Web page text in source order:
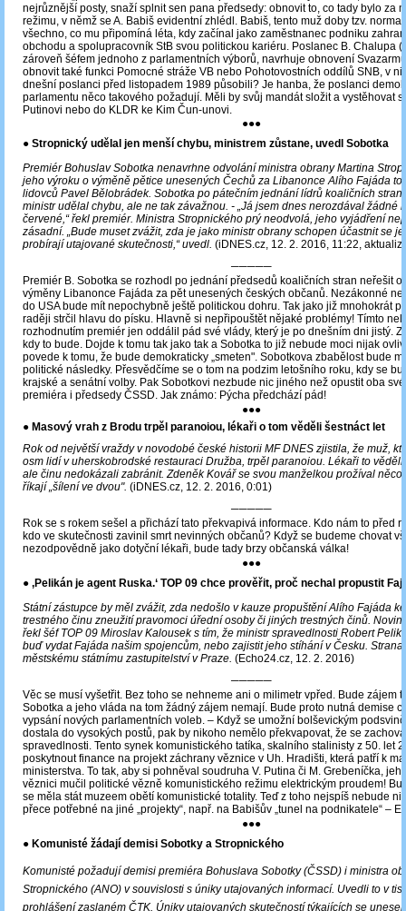
nejrůznější posty, snaží splnit sen pana předsedy: obnovit to, co tady bylo za
režimu, v němž se A. Babiš evidentní zhlédl. Babiš, tento muž doby tzv.
všechno, co mu připomíná léta, kdy začínal jako zaměstnanec podniku
obchodu a spolupracovník StB svou politickou kariéru. Poslanec B. Chalupa
zároveň šéfem jednoho z parlamentních výborů, navrhuje obnovení
obnovit také funkci Pomocné stráže VB nebo Pohotovostních oddílů SNB, v
dnešní poslanci před listopadem 1989 působili? Je hanba, že poslanci
parlamentu něco takového požadují. Měli by svůj mandát složit a vystěhovat
Putinovi nebo do KLDR ke Kim Čun-unovi.
●●●
● Stropnický udělal jen menší chybu, ministrem zůstane, uvedl Sobotka
Premiér Bohuslav Sobotka nenavrhne odvolání ministra obrany Martina
jeho výroku o výměně pětice unesených Čechů za Libanonce Alího Fajáda to
lidovců Pavel Bělobrádek. Sobotka po pátečním jednání lídrů koaličních stran
ministr udělal chybu, ale ne tak závažnou. - „Já jsem dnes nerozdával žádné
červené,“ řekl premiér. Ministra Stropnického prý neodvolá, jeho vyjádření
zásadní. „Bude muset zvážit, zda je jako ministr obrany schopen účastnit se
probírají utajované skutečnosti,“ uvedl. (iDNES.cz, 12. 2. 2016, 11:22,
─────
Premiér B. Sobotka se rozhodl po jednání předsedů koaličních stran neřešit
výměny Libanonce Fajáda za pět unesených českých občanů. Nezákonné
do USA bude mít nepochybně ještě politickou dohru. Tak jako již mnohokrát
raději strčil hlavu do písku. Hlavně si nepřipouštět nějaké problémy! Tímto
rozhodnutím premiér jen oddálil pád své vlády, který je po dnešním dni jistý.
kdy to bude. Dojde k tomu tak jako tak a Sobotka to již nebude moci nijak
povede k tomu, že bude demokraticky „smeten". Sobotkova zbabělost bude
politické následky. Přesvědčíme se o tom na podzim letošního roku, kdy se
krajské a senátní volby. Pak Sobotkovi nezbude nic jiného než opustit oba
premiéra i předsedy ČSSD. Jak známo: Pýcha předchází pád!
●●●
● Masový vrah z Brodu trpěl paranoiou, lékaři o tom věděli šestnáct let
Rok od největší vraždy v novodobé české historii MF DNES zjistila, že muž,
osm lidí v uherskobrodské restauraci Družba, trpěl paranoiou. Lékaři to věděli
ale činu nedokázali zabránit. Zdeněk Kovář se svou manželkou prožíval
říkají „šílení ve dvou". (iDNES.cz, 12. 2. 2016, 0:01)
─────
Rok se s rokem sešel a přichází tato překvapivá informace. Kdo nám to před
kdo ve skutečnosti zavinil smrt nevinných občanů? Když se budeme chovat
nezodpovědně jako dotyční lékaři, bude tady brzy občanská válka!
●●●
● ‚Pelikán je agent Ruska.‘ TOP 09 chce prověřit, proč nechal propustit
Státní zástupce by měl zvážit, zda nedošlo v kauze propuštění Alího Fajáda
trestného činu zneužití pravomoci úřední osoby či jiných trestných činů.
řekl šéf TOP 09 Miroslav Kalousek s tím, že ministr spravedlnosti Robert
buď vydat Fajáda našim spojencům, nebo zajistit jeho stíhání v Česku.
městskému státnímu zastupitelství v Praze. (Echo24.cz, 12. 2. 2016)
─────
Věc se musí vyšetřit. Bez toho se nehneme ani o milimetr vpřed. Bude zájem
Sobotka a jeho vláda na tom žádný zájem nemají. Bude proto nutná demise
vypsání nových parlamentních voleb. ‒ Když se umožní bolševickým
dostala do vysokých postů, pak by nikoho nemělo překvapovat, že se
spravedlnosti. Tento synek komunistického tatíka, skalního stalinisty z 50. let
poskytnout finance na projekt záchrany věznice v Uh. Hradišti, která patří k
ministerstva. To tak, aby si pohněval soudruha V. Putina či M. Grebeníčka,
věznici mučil politické vězně komunistického režimu elektrickým proudem!
se měla stát muzeem obětí komunistické totality. Teď z toho nejspíš nebude
přece potřebné na jiné „projekty“, např. na Babišův „tunel na podnikatele“ –
●●●
● Komunisté žádají demisi Sobotky a Stropnického
Komunisté požadují demisi premiéra Bohuslava Sobotky (ČSSD) i ministra
Stropnického (ANO) v souvislosti s úniky utajovaných informací. Uvedli to v
prohlášení zaslaném ČTK. Úniky utajovaných skutečností týkajících se